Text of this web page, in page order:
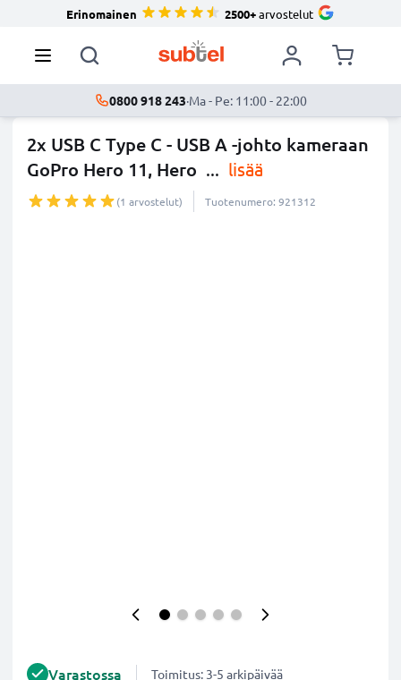
Erinomainen 2500+arvostelut
0800 918 243·Ma - Pe: 11:00 - 22:00
2x USB C Type C - USB A -johto kameraan
GoPro Hero 11, Hero ... lisää
(1 arvostelut) Tuotenumero: 921312
Varastossa Toimitus: 3-5 arkipäivää